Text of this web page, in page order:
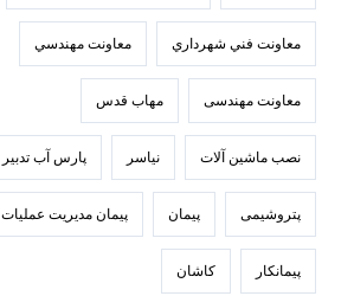
معاونت فني شهرداري معاونت مهندسي
معاونت مهندسی مهاب قدس
نصب ماشین آلات نیاسر پارس‌ آب تدبير
پتروشیمی پیمان پیمان مدیریت عملیات
پیمانکار کاشان